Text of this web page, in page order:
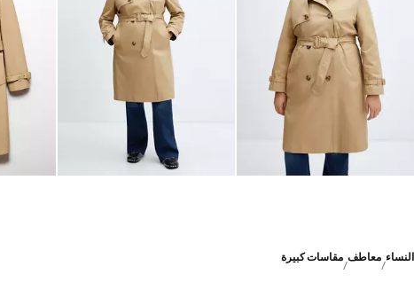
النساء معاطف مقاسات كبيرة